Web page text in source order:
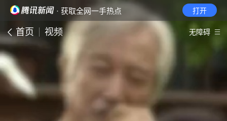
· 获取全网一手热点 打开
首页 视频 无障碍